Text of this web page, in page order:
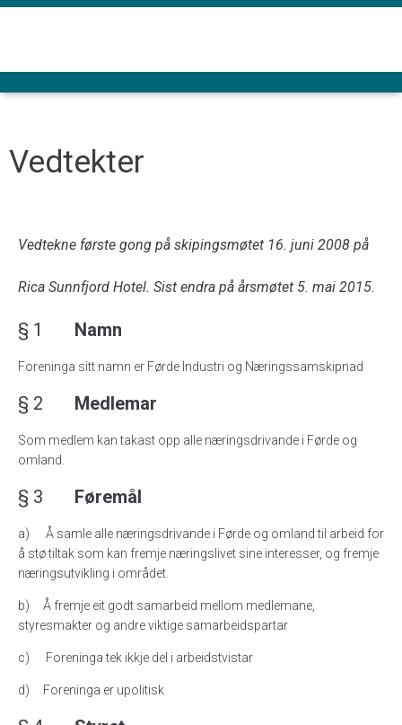
Vedtekter
Vedtekne første gong på skipingsmøtet 16. juni 2008 på
Rica Sunnfjord Hotel. Sist endra på årsmøtet 5. mai 2015.
§ 1 Namn
Foreninga sitt namn er Førde Industri og Næringssamskipnad
§ 2 Medlemar
Som medlem kan takast opp alle næringsdrivande i Førde og
omland.
§ 3 Føremål
a) Å samle alle næringsdrivande i Førde og omland til arbeid for
å stø tiltak som kan fremje næringslivet sine interesser, og fremje
næringsutvikling i området.
b) Å fremje eit godt samarbeid mellom medlemane,
styresmakter og andre viktige samarbeidspartar
c) Foreninga tek ikkje del i arbeidstvistar
d) Foreninga er upolitisk